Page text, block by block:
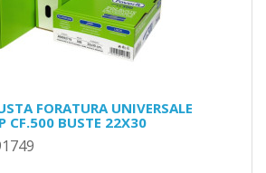
FORATURA UNIVERSALE
CF.500 BUSTE 22X30